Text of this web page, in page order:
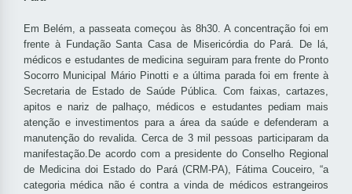
Em Belém, a passeata começou às 8h30. A concentração foi em
frente à Fundação Santa Casa de Misericórdia do Pará. De lá,
médicos e estudantes de medicina seguiram para frente do Pronto
Socorro Municipal Mário Pinotti e a última parada foi em frente à
Secretaria de Estado de Saúde Pública. Com faixas, cartazes,
apitos e nariz de palhaço, médicos e estudantes pediam mais
atenção e investimentos para a área da saúde e defenderam a
manutenção do revalida. Cerca de 3 mil pessoas participaram da
manifestação.De acordo com a presidente do Conselho Regional
de Medicina doi Estado do Pará (CRM-PA), Fátima Couceiro, “a
categoria médica não é contra a vinda de médicos estrangeiros